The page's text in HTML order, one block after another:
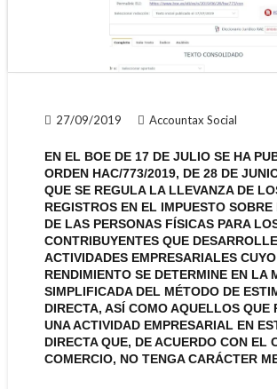
27/09/2019 Accountax Social
EN EL BOE DE 17 DE JULIO SE HA
ORDEN HAC/773/2019, DE 28 DE
QUE SE REGULA LA LLEVANZA DE
REGISTROS EN EL IMPUESTO SOBRE
DE LAS PERSONAS FÍSICAS PARA
CONTRIBUYENTES QUE
ACTIVIDADES EMPRESARIALES CUYO
RENDIMIENTO SE DETERMINE EN LA
SIMPLIFICADA DEL MÉTODO DE
DIRECTA, ASÍ COMO AQUELLOS QUE
UNA ACTIVIDAD EMPRESARIAL EN
DIRECTA QUE, DE ACUERDO CON EL
COMERCIO, NO TENGA CARÁCTER